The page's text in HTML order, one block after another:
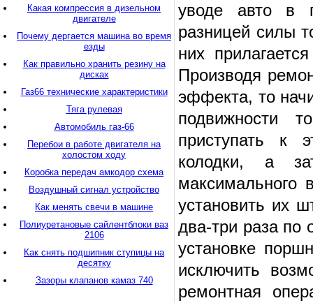
уводе авто в
разницей силы
них
Производя
эффекта, то
подвижности
приступать к
колодки, а
максимального
установить их
два-три раза по
установке
исключить
ремонтная
Какая компрессия в дизельном
двигателе
Почему дергается машина во время
езды
Как правильно хранить резину на
дисках
Газ66 технические характеристики
Тяга рулевая
Автомобиль газ-66
Перебои в работе двигателя на
холостом ходу
Коробка передач амкодор схема
Воздушный сигнал устройство
Как менять свечи в машине
Полиуретановые сайлентблоки ваз
2106
Как снять подшипник ступицы на
десятку
Зазоры клапанов камаз 740